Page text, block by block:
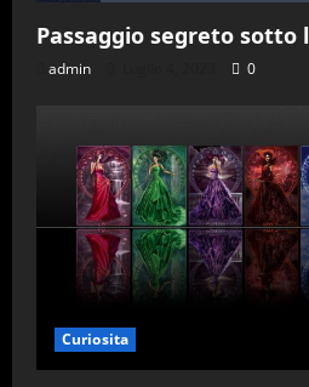
Passaggio segreto sotto
admin 0
Curiosita